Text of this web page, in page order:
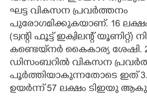
ഘട്ട വികസന പ്രവർത്തനം
പുരോഗമിക്കുകയാണ്. 16
(ട്വന്റി ഫൂട്ട് ഇക്വിലന്റ് യൂണിറ്റ്)​
കണ്ടെയ്നർ കൈകാര്യ ശേഷി.
ഡിസംബറിൽ വികസന
പൂർത്തിയാകുന്നതോടെ ഇത്
ഉയർന്ന് 57 ലക്ഷം ടിഇയു